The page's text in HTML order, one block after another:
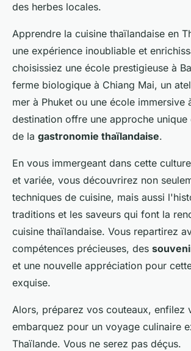
des herbes locales.
Apprendre la cuisine thaïlandaise en
une expérience inoubliable et
choisissiez une école prestigieuse à
ferme biologique à Chiang Mai, un
mer à Phuket ou une école immersive
destination offre une approche unique
de la gastronomie thaïlandaise.
En vous immergeant dans cette
et variée, vous découvrirez non
techniques de cuisine, mais aussi
traditions et les saveurs qui font la
cuisine thaïlandaise. Vous repartirez
compétences précieuses, des
et une nouvelle appréciation pour
exquise.
Alors, préparez vos couteaux, enfilez
embarquez pour un voyage culinaire
Thaïlande. Vous ne serez pas déçus.